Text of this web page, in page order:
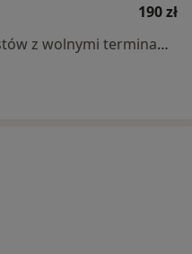
190 zł
Brak dostępnych specjalistów z wolnymi terminami w tym centrum medycznym.